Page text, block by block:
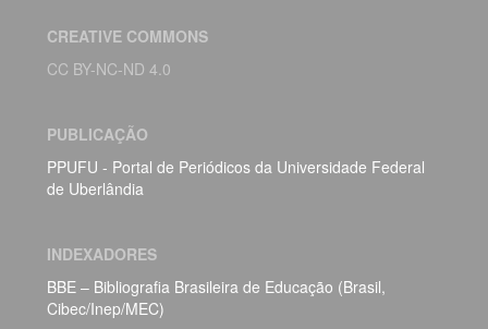
CREATIVE COMMONS
CC BY-NC-ND 4.0
PUBLICAÇÃO
PPUFU - Portal de Periódicos da Universidade Federal
de Uberlândia
INDEXADORES
BBE – Bibliografia Brasileira de Educação (Brasil,
Cibec/Inep/MEC)